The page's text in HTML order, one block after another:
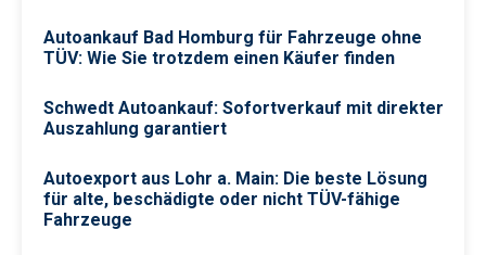
Autoankauf Bad Homburg für Fahrzeuge ohne
TÜV: Wie Sie trotzdem einen Käufer finden
Schwedt Autoankauf: Sofortverkauf mit direkter
Auszahlung garantiert
Autoexport aus Lohr a. Main: Die beste Lösung
für alte, beschädigte oder nicht TÜV-fähige
Fahrzeuge